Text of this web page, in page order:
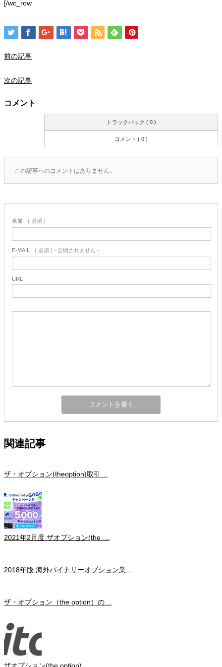
[/wc_row
前の記事
次の記事
コメント
トラックバック ( 0 )
コメント ( 0 )
この記事へのコメントはありません。
名前 ( 必須 )
E-MAIL ( 必須 ) - 公開されません -
URL
関連記事
ザ・オプション(theoption)取引…
2021年2月度 ザオプション(the …
2018年版 海外バイナリーオプション業…
ザ・オプション（the option）の…